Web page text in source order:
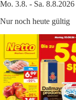
Mo. 3.8. - Sa. 8.8.2026
Nur noch heute gültig